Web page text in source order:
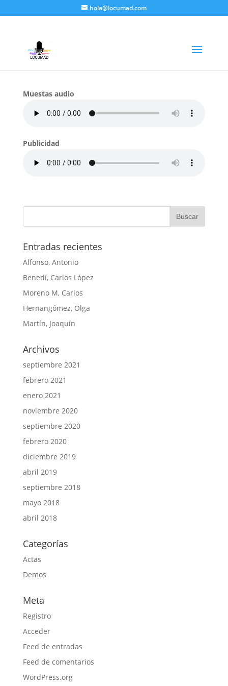
hola@locumad.com
Fernández, Idoia
porCarlos Moreno
Muestas audio
Publicidad
Entradas recientes
Alfonso, Antonio
Benedí, Carlos López
Moreno M, Carlos
Hernangómez, Olga
Martín, Joaquín
Archivos
septiembre 2021
febrero 2021
enero 2021
noviembre 2020
septiembre 2020
febrero 2020
diciembre 2019
abril 2019
septiembre 2018
mayo 2018
abril 2018
Categorías
Actas
Demos
Meta
Registro
Acceder
Feed de entradas
Feed de comentarios
WordPress.org